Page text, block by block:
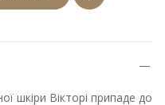
шкіри Вікторі припаде до